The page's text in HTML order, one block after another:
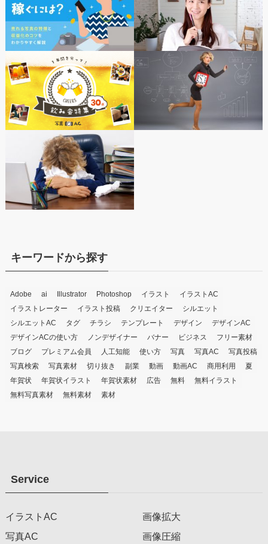
キーワードから探す
Adobe ai Illustrator Photoshop イラスト
イラストAC
イラストレーター
イラスト投稿 クリエイター
シルエット
シルエットAC
タグ チラシ テンプレート デザイン
デザインAC
デザインACの使い方
ノンデザイナー バナー ビジネス
フリー素材
ブログ
プレミアム会員 人工知能 使い方 写真 写真AC
写真投稿
写真検索
写真素材 切り抜き 副業 動画 動画AC 商用利用
夏
年賀状
年賀状イラスト 年賀状素材 広告 無料
無料イラスト
無料写真素材
無料素材 素材
Service
イラストAC
写真AC
画像拡大
画像圧縮